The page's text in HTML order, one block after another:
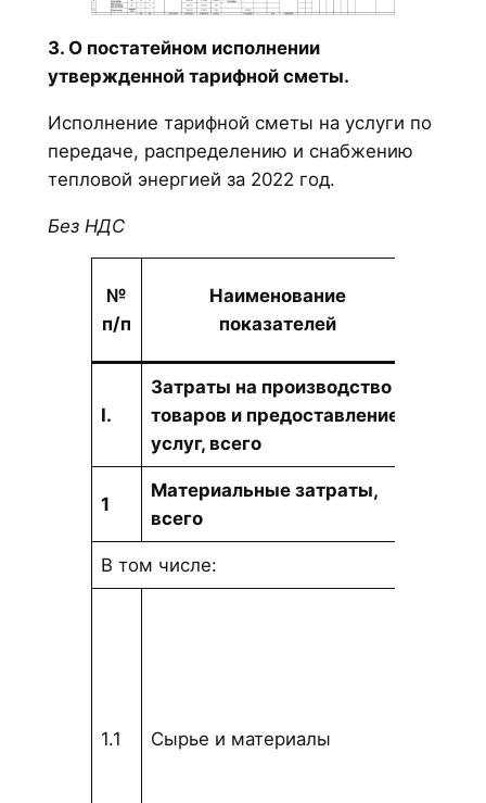
3. О постатейном исполнении
утвержденной тарифной сметы.
Исполнение тарифной сметы на услуги по
передаче, распределению и снабжению
тепловой энергией за 2022 год.
Без НДС
№
п/п
Наименование
показателей
I.
Затраты на производство
товаров и предоставление
услуг, всего
1
Материальные затраты,
всего
В том числе:
1.1 Сырье и материалы